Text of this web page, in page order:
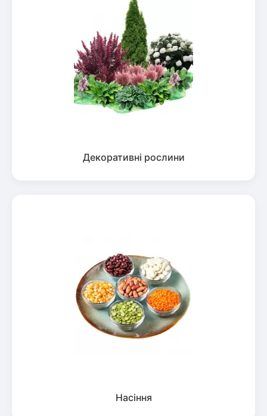
Декоративні рослини
Насіння